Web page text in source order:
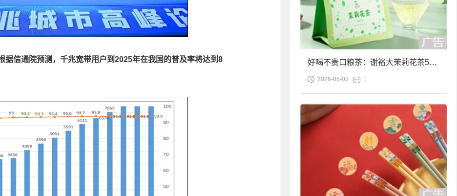
据信通院预测，千兆宽带用户到2025年在我国的普及率将达到8
好喝不贵口粮茶：谢裕大茉莉花茶50g
袋装9.9元到手
2026-08-03 1